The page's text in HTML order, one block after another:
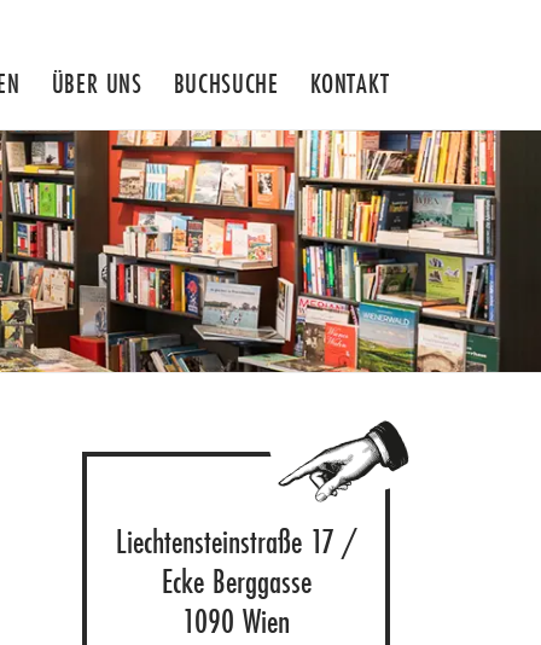
ÜBER UNS BUCHSUCHE KONTAKT
Liechtensteinstraße 17 /
Ecke Berggasse
1090 Wien